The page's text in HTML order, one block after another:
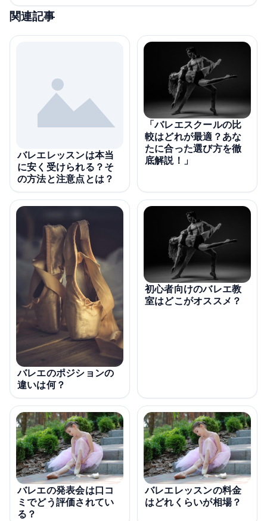
関連記事
バレエレッスンは本当
に安く受けられる？そ
の方法と注意点とは？
「バレエスクールの比
較はどれが最適？あな
たに合った選び方を徹
底解説！」
バレエのポジションの
違いは何？
初心者向けのバレエ教
室はどこがオススメ？
バレエの発表会は口コ
ミでどう評価されてい
る？
バレエレッスンの料金
はどれくらいが相場？